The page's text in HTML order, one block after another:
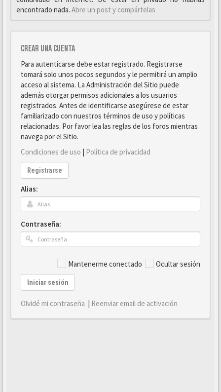
encontrado nada. Abre un post y compártelas
Crear una cuenta
Para autenticarse debe estar registrado. Registrarse
tomará solo unos pocos segundos y le permitirá un amplio
acceso al sistema. La Administración del Sitio puede
además otorgar permisos adicionales a los usuarios
registrados. Antes de identificarse asegúrese de estar
familiarizado con nuestros términos de uso y políticas
relacionadas. Por favor lea las reglas de los foros mientras
navega por el Sitio.
Condiciones de uso | Política de privacidad
Registrarse
Alias:
Contraseña:
Mantenerme conectado Ocultar sesión
Iniciar sesión
Olvidé mi contraseña | Reenviar email de activación